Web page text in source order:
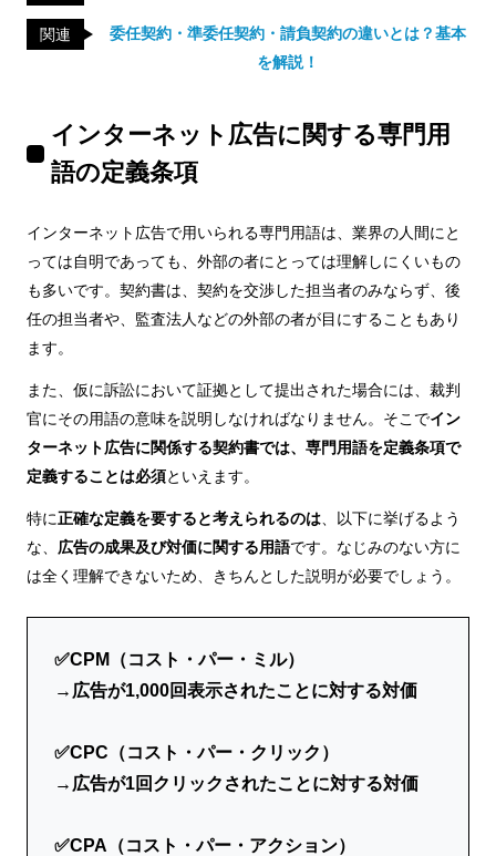
関連
委任契約・準委任契約・請負契約の違いとは？基本
を解説！
インターネット広告に関する専門用
語の定義条項
インターネット広告で用いられる専門用語は、業界の人間にと
っては自明であっても、外部の者にとっては理解しにくいもの
も多いです。契約書は、契約を交渉した担当者のみならず、後
任の担当者や、監査法人などの外部の者が目にすることもあり
ます。
また、仮に訴訟において証拠として提出された場合には、裁判
官にその用語の意味を説明しなければなりません。そこでイン
ターネット広告に関係する契約書では、専門用語を定義条項で
定義することは必須といえます。
特に正確な定義を要すると考えられるのは 、以下に挙げるよう
な、 広告の成果及び対価に関する用語です。なじみのない方に
は全く理解できないため、きちんとした説明が必要でしょう。
✅CPM（コスト・パー・ミル）
→広告が1,000回表示されたことに対する対価
✅CPC（コスト・パー・クリック）
→広告が1回クリックされたことに対する対価
✅CPA（コスト・パー・アクション）